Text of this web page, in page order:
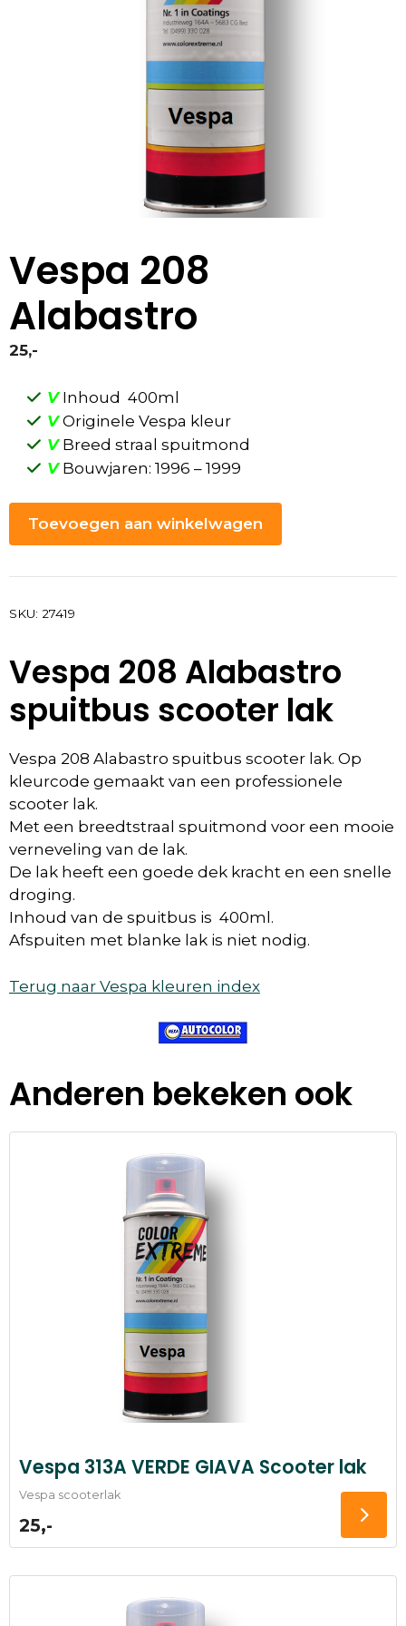
Vespa 208
Alabastro
25,-
V Inhoud 400ml
V Originele Vespa kleur
V Breed straal spuitmond
V Bouwjaren: 1996 – 1999
Toevoegen aan winkelwagen
SKU: 27419
Vespa 208 Alabastro
spuitbus scooter lak
Vespa 208 Alabastro spuitbus scooter lak. Op
kleurcode gemaakt van een professionele
scooter lak.
Met een breedtstraal spuitmond voor een mooie
verneveling van de lak.
De lak heeft een goede dek kracht en een snelle
droging.
Inhoud van de spuitbus is 400ml.
Afspuiten met blanke lak is niet nodig.
Terug naar Vespa kleuren index
Anderen bekeken ook
Vespa 313A VERDE GIAVA Scooter lak
Vespa scooterlak
25,-